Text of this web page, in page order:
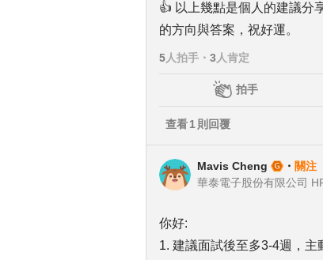
👍 以上幾點是個人的建議分
的方向與答案，祝好運。
5人拍手 ・ 3人肯定
拍手
查看1 則回覆
Mavis Cheng ・ 關注
華泰電子股份有限公司
你好:
1. 建議面試後至多3-4週，